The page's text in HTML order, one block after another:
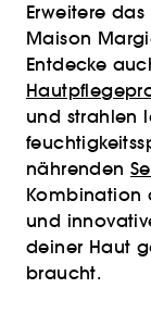
Erweitere
Maison
Entdecke
und strahlen
nährenden
Kombination
und
deiner Haut
braucht.